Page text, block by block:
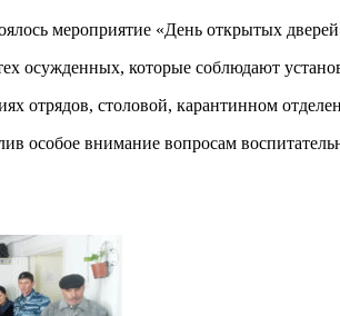
мероприя­тие «День открытых
осужденных, кото­рые соблюдают
отрядов, столовой, карантинном
особое внимание вопросам